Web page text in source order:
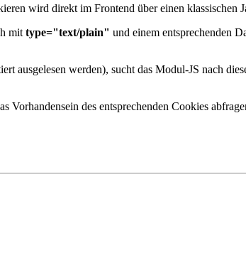
wird direkt im Frontend über einen klassischen
mit type="text/plain" und einem entsprechenden
ausgelesen werden), sucht das Modul-JS nach
des entsprechenden Cookies